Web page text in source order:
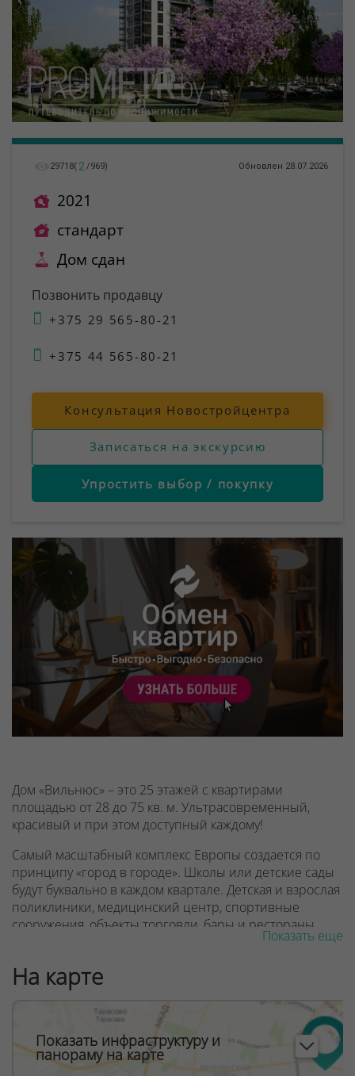
29718( 2 /969) Обновлен 28.07.2026
2021
стандарт
Дом сдан
Позвонить продавцу
+375 29 565-80-21
+375 44 565-80-21
Консультация Новостройцентра
Записаться на экскурсию
Упростить выбор / покупку
Дом «Вильнюс» – это 25 этажей с квартирами
площадью от 28 до 75 кв. м. Ультрасовременный,
красивый и при этом доступный каждому!
Самый масштабный комплекс Европы создается по
принципу «город в городе». Школы или детские сады
будут буквально в каждом квартале. Детская и взрослая
поликлиники, медицинский центр, спортивные
сооружения, объекты торговли, бары и рестораны.
Паркинги и новые станции метро. Международный
торгово-развлекательный центр Avia Mall.
Все нужное для комфортной городской жизни и
успешного бизнеса в комплексе - в шаговой
доступности.
Какой дом «Вильнюс» в комплексе Минск Мир?
Показать еще
На карте
Показать инфраструктуру и
панораму на карте